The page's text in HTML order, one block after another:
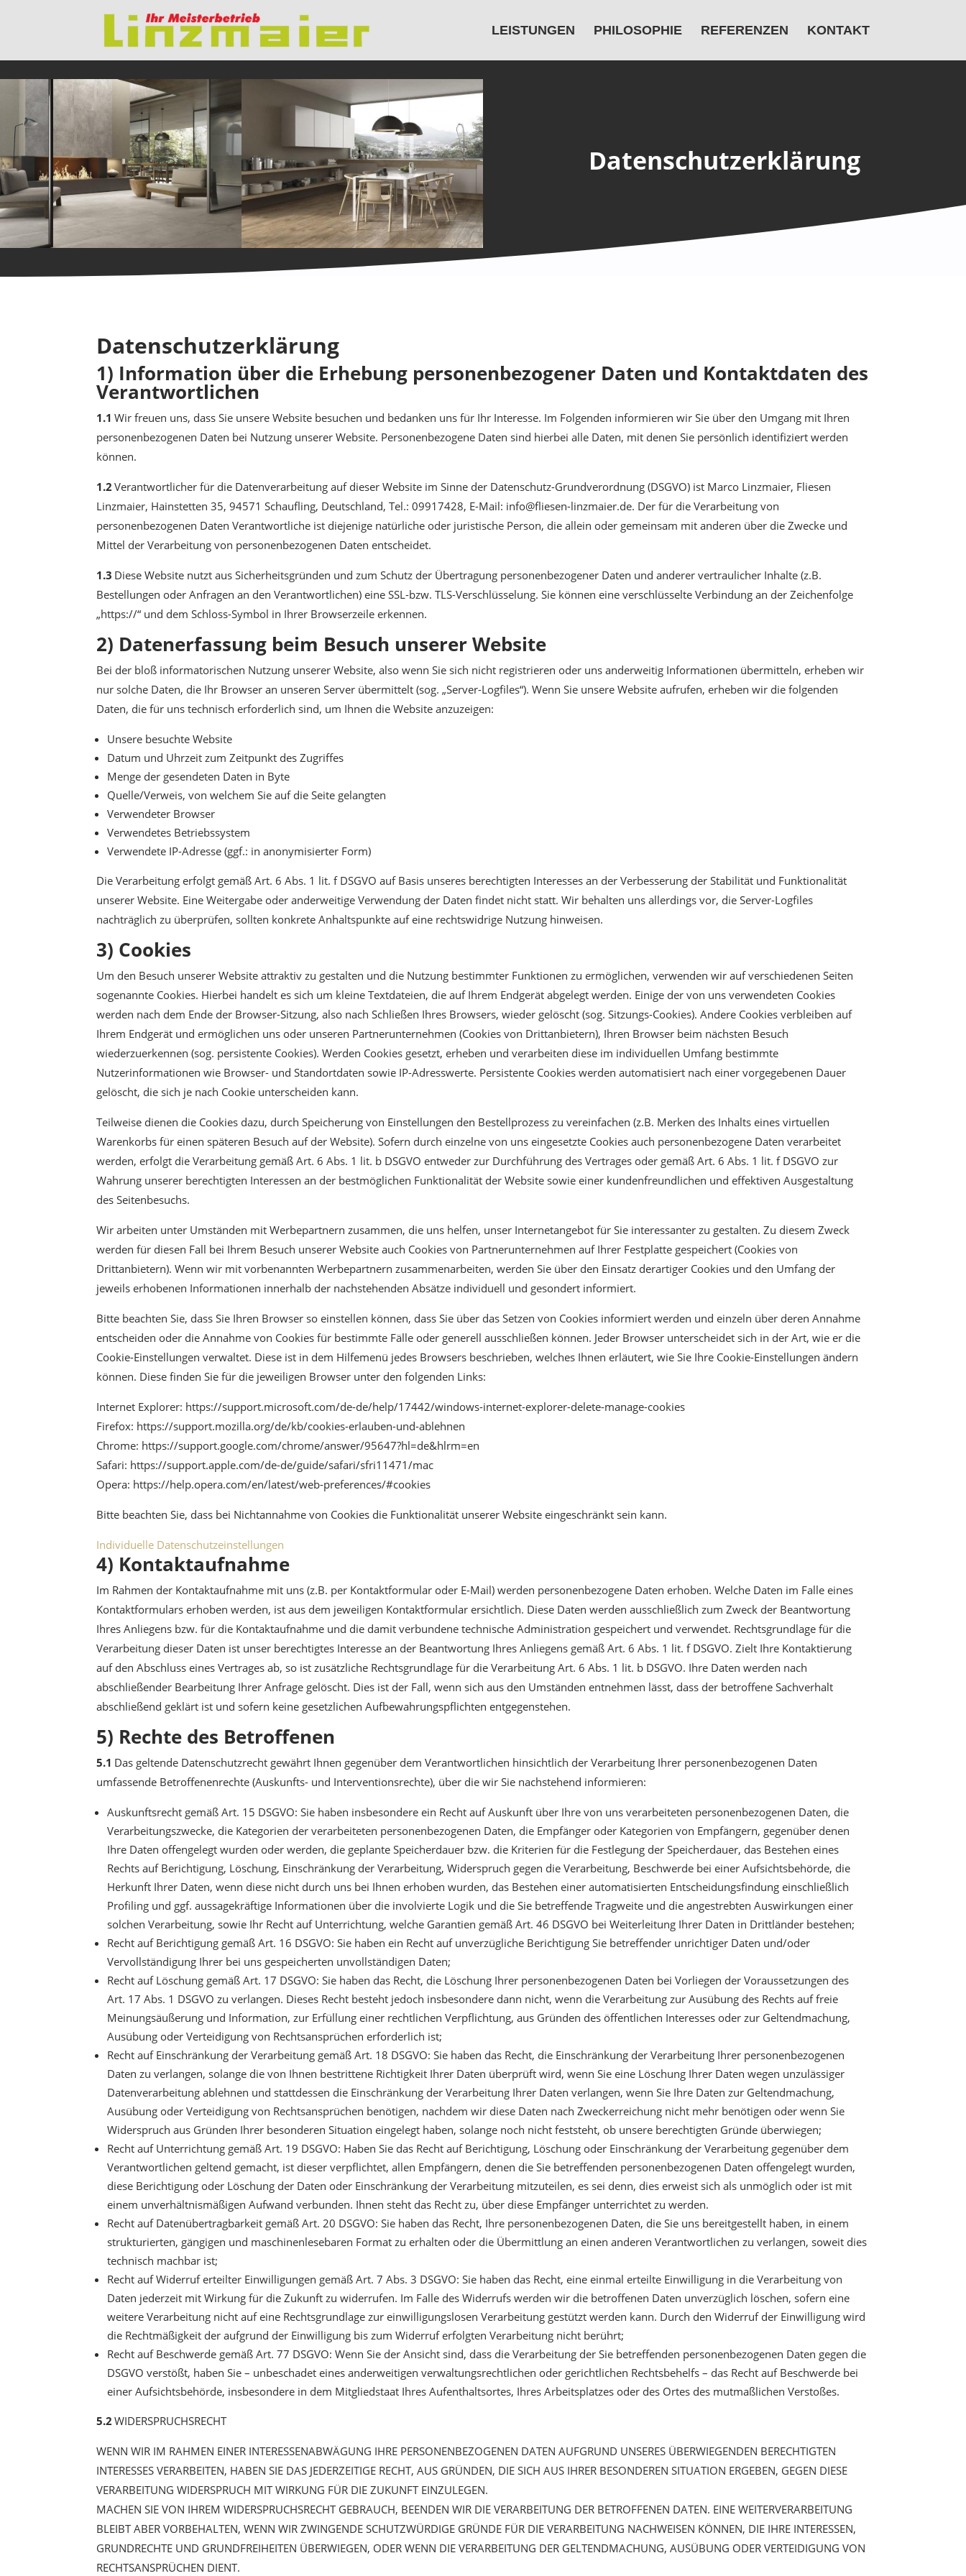
LEISTUNGEN PHILOSOPHIE REFERENZEN KONTAKT
Datenschutzerklärung
Datenschutzerklärung
1) Information über die Erhebung personenbezogener Daten und Kontaktdaten des
Verantwortlichen
1.1 Wir freuen uns, dass Sie unsere Website besuchen und bedanken uns für Ihr Interesse. Im Folgenden informieren wir Sie über den Umgang mit Ihren
personenbezogenen Daten bei Nutzung unserer Website. Personenbezogene Daten sind hierbei alle Daten, mit denen Sie persönlich identifiziert werden
können.
1.2 Verantwortlicher für die Datenverarbeitung auf dieser Website im Sinne der Datenschutz-Grundverordnung (DSGVO) ist Marco Linzmaier, Fliesen
Linzmaier, Hainstetten 35, 94571 Schaufling, Deutschland, Tel.: 09917428, E-Mail: info@fliesen-linzmaier.de. Der für die Verarbeitung von
personenbezogenen Daten Verantwortliche ist diejenige natürliche oder juristische Person, die allein oder gemeinsam mit anderen über die Zwecke und
Mittel der Verarbeitung von personenbezogenen Daten entscheidet.
1.3 Diese Website nutzt aus Sicherheitsgründen und zum Schutz der Übertragung personenbezogener Daten und anderer vertraulicher Inhalte (z.B.
Bestellungen oder Anfragen an den Verantwortlichen) eine SSL-bzw. TLS-Verschlüsselung. Sie können eine verschlüsselte Verbindung an der Zeichenfolge
„https://“ und dem Schloss-Symbol in Ihrer Browserzeile erkennen.
2) Datenerfassung beim Besuch unserer Website
Bei der bloß informatorischen Nutzung unserer Website, also wenn Sie sich nicht registrieren oder uns anderweitig Informationen übermitteln, erheben wir
nur solche Daten, die Ihr Browser an unseren Server übermittelt (sog. „Server-Logfiles“). Wenn Sie unsere Website aufrufen, erheben wir die folgenden
Daten, die für uns technisch erforderlich sind, um Ihnen die Website anzuzeigen:
Unsere besuchte Website
Datum und Uhrzeit zum Zeitpunkt des Zugriffes
Menge der gesendeten Daten in Byte
Quelle/Verweis, von welchem Sie auf die Seite gelangten
Verwendeter Browser
Verwendetes Betriebssystem
Verwendete IP-Adresse (ggf.: in anonymisierter Form)
Die Verarbeitung erfolgt gemäß Art. 6 Abs. 1 lit. f DSGVO auf Basis unseres berechtigten Interesses an der Verbesserung der Stabilität und Funktionalität
unserer Website. Eine Weitergabe oder anderweitige Verwendung der Daten findet nicht statt. Wir behalten uns allerdings vor, die Server-Logfiles
nachträglich zu überprüfen, sollten konkrete Anhaltspunkte auf eine rechtswidrige Nutzung hinweisen.
3) Cookies
Um den Besuch unserer Website attraktiv zu gestalten und die Nutzung bestimmter Funktionen zu ermöglichen, verwenden wir auf verschiedenen Seiten
sogenannte Cookies. Hierbei handelt es sich um kleine Textdateien, die auf Ihrem Endgerät abgelegt werden. Einige der von uns verwendeten Cookies
werden nach dem Ende der Browser-Sitzung, also nach Schließen Ihres Browsers, wieder gelöscht (sog. Sitzungs-Cookies). Andere Cookies verbleiben auf
Ihrem Endgerät und ermöglichen uns oder unseren Partnerunternehmen (Cookies von Drittanbietern), Ihren Browser beim nächsten Besuch
wiederzuerkennen (sog. persistente Cookies). Werden Cookies gesetzt, erheben und verarbeiten diese im individuellen Umfang bestimmte
Nutzerinformationen wie Browser- und Standortdaten sowie IP-Adresswerte. Persistente Cookies werden automatisiert nach einer vorgegebenen Dauer
gelöscht, die sich je nach Cookie unterscheiden kann.
Teilweise dienen die Cookies dazu, durch Speicherung von Einstellungen den Bestellprozess zu vereinfachen (z.B. Merken des Inhalts eines virtuellen
Warenkorbs für einen späteren Besuch auf der Website). Sofern durch einzelne von uns eingesetzte Cookies auch personenbezogene Daten verarbeitet
werden, erfolgt die Verarbeitung gemäß Art. 6 Abs. 1 lit. b DSGVO entweder zur Durchführung des Vertrages oder gemäß Art. 6 Abs. 1 lit. f DSGVO zur
Wahrung unserer berechtigten Interessen an der bestmöglichen Funktionalität der Website sowie einer kundenfreundlichen und effektiven Ausgestaltung
des Seitenbesuchs.
Wir arbeiten unter Umständen mit Werbepartnern zusammen, die uns helfen, unser Internetangebot für Sie interessanter zu gestalten. Zu diesem Zweck
werden für diesen Fall bei Ihrem Besuch unserer Website auch Cookies von Partnerunternehmen auf Ihrer Festplatte gespeichert (Cookies von
Drittanbietern). Wenn wir mit vorbenannten Werbepartnern zusammenarbeiten, werden Sie über den Einsatz derartiger Cookies und den Umfang der
jeweils erhobenen Informationen innerhalb der nachstehenden Absätze individuell und gesondert informiert.
Bitte beachten Sie, dass Sie Ihren Browser so einstellen können, dass Sie über das Setzen von Cookies informiert werden und einzeln über deren Annahme
entscheiden oder die Annahme von Cookies für bestimmte Fälle oder generell ausschließen können. Jeder Browser unterscheidet sich in der Art, wie er die
Cookie-Einstellungen verwaltet. Diese ist in dem Hilfemenü jedes Browsers beschrieben, welches Ihnen erläutert, wie Sie Ihre Cookie-Einstellungen ändern
können. Diese finden Sie für die jeweiligen Browser unter den folgenden Links:
Internet Explorer: https://support.microsoft.com/de-de/help/17442/windows-internet-explorer-delete-manage-cookies
Firefox: https://support.mozilla.org/de/kb/cookies-erlauben-und-ablehnen
Chrome: https://support.google.com/chrome/answer/95647?hl=de&hlrm=en
Safari: https://support.apple.com/de-de/guide/safari/sfri11471/mac
Opera: https://help.opera.com/en/latest/web-preferences/#cookies
Bitte beachten Sie, dass bei Nichtannahme von Cookies die Funktionalität unserer Website eingeschränkt sein kann.
Individuelle Datenschutzeinstellungen
4) Kontaktaufnahme
Im Rahmen der Kontaktaufnahme mit uns (z.B. per Kontaktformular oder E-Mail) werden personenbezogene Daten erhoben. Welche Daten im Falle eines
Kontaktformulars erhoben werden, ist aus dem jeweiligen Kontaktformular ersichtlich. Diese Daten werden ausschließlich zum Zweck der Beantwortung
Ihres Anliegens bzw. für die Kontaktaufnahme und die damit verbundene technische Administration gespeichert und verwendet. Rechtsgrundlage für die
Verarbeitung dieser Daten ist unser berechtigtes Interesse an der Beantwortung Ihres Anliegens gemäß Art. 6 Abs. 1 lit. f DSGVO. Zielt Ihre Kontaktierung
auf den Abschluss eines Vertrages ab, so ist zusätzliche Rechtsgrundlage für die Verarbeitung Art. 6 Abs. 1 lit. b DSGVO. Ihre Daten werden nach
abschließender Bearbeitung Ihrer Anfrage gelöscht. Dies ist der Fall, wenn sich aus den Umständen entnehmen lässt, dass der betroffene Sachverhalt
abschließend geklärt ist und sofern keine gesetzlichen Aufbewahrungspflichten entgegenstehen.
5) Rechte des Betroffenen
5.1 Das geltende Datenschutzrecht gewährt Ihnen gegenüber dem Verantwortlichen hinsichtlich der Verarbeitung Ihrer personenbezogenen Daten
umfassende Betroffenenrechte (Auskunfts- und Interventionsrechte), über die wir Sie nachstehend informieren:
Auskunftsrecht gemäß Art. 15 DSGVO: Sie haben insbesondere ein Recht auf Auskunft über Ihre von uns verarbeiteten personenbezogenen Daten, die
Verarbeitungszwecke, die Kategorien der verarbeiteten personenbezogenen Daten, die Empfänger oder Kategorien von Empfängern, gegenüber denen
Ihre Daten offengelegt wurden oder werden, die geplante Speicherdauer bzw. die Kriterien für die Festlegung der Speicherdauer, das Bestehen eines
Rechts auf Berichtigung, Löschung, Einschränkung der Verarbeitung, Widerspruch gegen die Verarbeitung, Beschwerde bei einer Aufsichtsbehörde, die
Herkunft Ihrer Daten, wenn diese nicht durch uns bei Ihnen erhoben wurden, das Bestehen einer automatisierten Entscheidungsfindung einschließlich
Profiling und ggf. aussagekräftige Informationen über die involvierte Logik und die Sie betreffende Tragweite und die angestrebten Auswirkungen einer
solchen Verarbeitung, sowie Ihr Recht auf Unterrichtung, welche Garantien gemäß Art. 46 DSGVO bei Weiterleitung Ihrer Daten in Drittländer bestehen;
Recht auf Berichtigung gemäß Art. 16 DSGVO: Sie haben ein Recht auf unverzügliche Berichtigung Sie betreffender unrichtiger Daten und/oder
Vervollständigung Ihrer bei uns gespeicherten unvollständigen Daten;
Recht auf Löschung gemäß Art. 17 DSGVO: Sie haben das Recht, die Löschung Ihrer personenbezogenen Daten bei Vorliegen der Voraussetzungen des
Art. 17 Abs. 1 DSGVO zu verlangen. Dieses Recht besteht jedoch insbesondere dann nicht, wenn die Verarbeitung zur Ausübung des Rechts auf freie
Meinungsäußerung und Information, zur Erfüllung einer rechtlichen Verpflichtung, aus Gründen des öffentlichen Interesses oder zur Geltendmachung,
Ausübung oder Verteidigung von Rechtsansprüchen erforderlich ist;
Recht auf Einschränkung der Verarbeitung gemäß Art. 18 DSGVO: Sie haben das Recht, die Einschränkung der Verarbeitung Ihrer personenbezogenen
Daten zu verlangen, solange die von Ihnen bestrittene Richtigkeit Ihrer Daten überprüft wird, wenn Sie eine Löschung Ihrer Daten wegen unzulässiger
Datenverarbeitung ablehnen und stattdessen die Einschränkung der Verarbeitung Ihrer Daten verlangen, wenn Sie Ihre Daten zur Geltendmachung,
Ausübung oder Verteidigung von Rechtsansprüchen benötigen, nachdem wir diese Daten nach Zweckerreichung nicht mehr benötigen oder wenn Sie
Widerspruch aus Gründen Ihrer besonderen Situation eingelegt haben, solange noch nicht feststeht, ob unsere berechtigten Gründe überwiegen;
Recht auf Unterrichtung gemäß Art. 19 DSGVO: Haben Sie das Recht auf Berichtigung, Löschung oder Einschränkung der Verarbeitung gegenüber dem
Verantwortlichen geltend gemacht, ist dieser verpflichtet, allen Empfängern, denen die Sie betreffenden personenbezogenen Daten offengelegt wurden,
diese Berichtigung oder Löschung der Daten oder Einschränkung der Verarbeitung mitzuteilen, es sei denn, dies erweist sich als unmöglich oder ist mit
einem unverhältnismäßigen Aufwand verbunden. Ihnen steht das Recht zu, über diese Empfänger unterrichtet zu werden.
Recht auf Datenübertragbarkeit gemäß Art. 20 DSGVO: Sie haben das Recht, Ihre personenbezogenen Daten, die Sie uns bereitgestellt haben, in einem
strukturierten, gängigen und maschinenlesebaren Format zu erhalten oder die Übermittlung an einen anderen Verantwortlichen zu verlangen, soweit dies
technisch machbar ist;
Recht auf Widerruf erteilter Einwilligungen gemäß Art. 7 Abs. 3 DSGVO: Sie haben das Recht, eine einmal erteilte Einwilligung in die Verarbeitung von
Daten jederzeit mit Wirkung für die Zukunft zu widerrufen. Im Falle des Widerrufs werden wir die betroffenen Daten unverzüglich löschen, sofern eine
weitere Verarbeitung nicht auf eine Rechtsgrundlage zur einwilligungslosen Verarbeitung gestützt werden kann. Durch den Widerruf der Einwilligung wird
die Rechtmäßigkeit der aufgrund der Einwilligung bis zum Widerruf erfolgten Verarbeitung nicht berührt;
Recht auf Beschwerde gemäß Art. 77 DSGVO: Wenn Sie der Ansicht sind, dass die Verarbeitung der Sie betreffenden personenbezogenen Daten gegen die
DSGVO verstößt, haben Sie – unbeschadet eines anderweitigen verwaltungsrechtlichen oder gerichtlichen Rechtsbehelfs – das Recht auf Beschwerde bei
einer Aufsichtsbehörde, insbesondere in dem Mitgliedstaat Ihres Aufenthaltsortes, Ihres Arbeitsplatzes oder des Ortes des mutmaßlichen Verstoßes.
5.2 WIDERSPRUCHSRECHT
WENN WIR IM RAHMEN EINER INTERESSENABWÄGUNG IHRE PERSONENBEZOGENEN DATEN AUFGRUND UNSERES ÜBERWIEGENDEN BERECHTIGTEN
INTERESSES VERARBEITEN, HABEN SIE DAS JEDERZEITIGE RECHT, AUS GRÜNDEN, DIE SICH AUS IHRER BESONDEREN SITUATION ERGEBEN, GEGEN DIESE
VERARBEITUNG WIDERSPRUCH MIT WIRKUNG FÜR DIE ZUKUNFT EINZULEGEN.
MACHEN SIE VON IHREM WIDERSPRUCHSRECHT GEBRAUCH, BEENDEN WIR DIE VERARBEITUNG DER BETROFFENEN DATEN. EINE WEITERVERARBEITUNG
BLEIBT ABER VORBEHALTEN, WENN WIR ZWINGENDE SCHUTZWÜRDIGE GRÜNDE FÜR DIE VERARBEITUNG NACHWEISEN KÖNNEN, DIE IHRE INTERESSEN,
GRUNDRECHTE UND GRUNDFREIHEITEN ÜBERWIEGEN, ODER WENN DIE VERARBEITUNG DER GELTENDMACHUNG, AUSÜBUNG ODER VERTEIDIGUNG VON
RECHTSANSPRÜCHEN DIENT.